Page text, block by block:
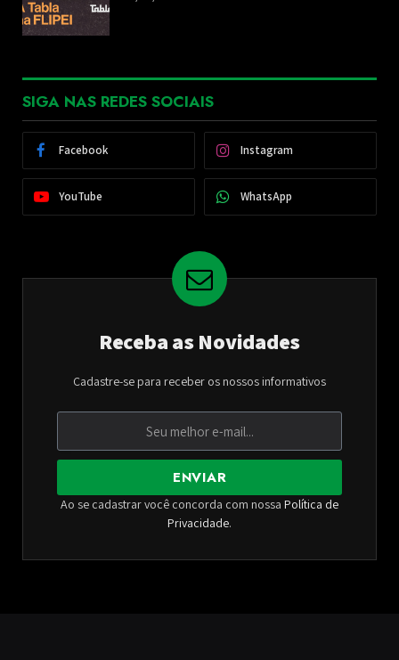
SIGA NAS REDES SOCIAIS
Facebook Instagram
YouTube WhatsApp
Receba as Novidades
Cadastre-se para receber os nossos informativos
ENVIAR
Ao se cadastrar você concorda com nossa Política de
Privacidade.